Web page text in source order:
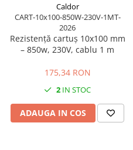
Caldor
CART-10x100-850W-230V-1MT-
2026
Rezistență cartuș 10x100 mm
– 850w, 230V, cablu 1 m
175,34 RON
2 IN STOC
ADAUGA IN COS